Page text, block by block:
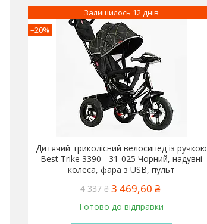
–20%
Залишилось 12 днів
Дитячий триколісний велосипед із ручкою
Best Trike 3390 - 31-025 Чорний, надувні
колеса, фара з USB, пульт
4 337 ₴ 3 469,60 ₴
Готово до відправки